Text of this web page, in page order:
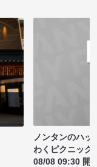
ノンタンのハッ
わくピクニック
08/08 09:30 開